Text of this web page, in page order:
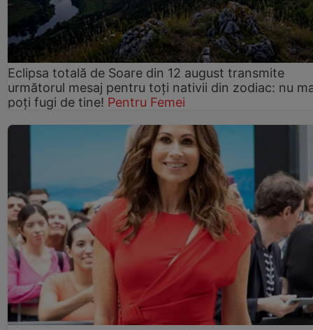
Eclipsa totală de Soare din 12 august transmite
următorul mesaj pentru toți nativii din zodiac: nu
poți fugi de tine! Pentru Femei